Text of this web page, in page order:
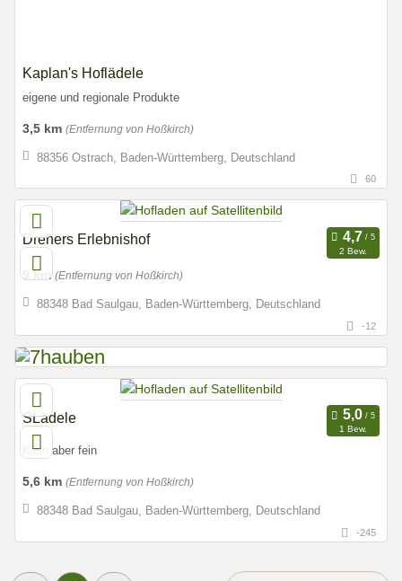
Kaplan's Hoflädele
eigene und regionale Produkte
3,5 km (Entfernung von Hoßkirch)
88356 Ostrach, Baden-Württemberg, Deutschland
60
Drehers Erlebnishof
2 Bew.
9 km(Entfernung von Hoßkirch)
88348 Bad Saulgau, Baden-Württemberg, Deutschland
-12
SLädele
1 Bew.
Klein aber fein
5,6 km (Entfernung von Hoßkirch)
88348 Bad Saulgau, Baden-Württemberg, Deutschland
-245